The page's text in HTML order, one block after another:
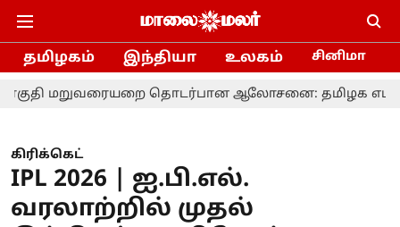
தமிழகம் இந்தியா உலகம் சினிமா
தொடர்பான ஆலோசனை: தமிழக
கிரிக்கெட்
IPL 2026 | ஐ.பி.எல்.
வரலாற்றில் முதல்